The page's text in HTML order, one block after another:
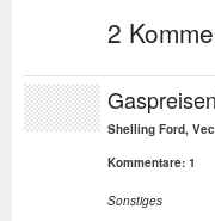
2
Shelling Ford,
Kommentare: 1
Sonstiges